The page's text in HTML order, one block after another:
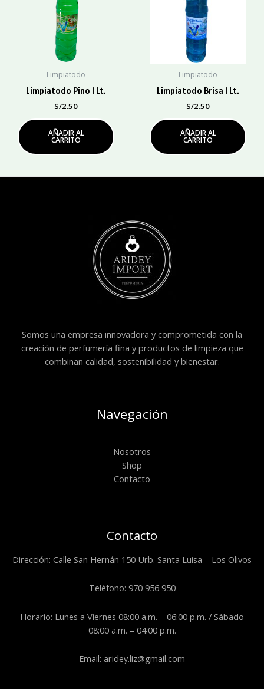
Limpiatodo
Limpiatodo Pino 1 Lt.
S/2.50
AÑADIR AL
CARRITO
Limpiatodo
Limpiatodo Brisa 1 Lt.
S/2.50
AÑADIR AL
CARRITO
Somos una empresa innovadora y comprometida con la
creación de perfumería fina y productos de limpieza que
combinan calidad, sostenibilidad y bienestar.
Navegación
Nosotros
Shop
Contacto
Contacto
Dirección: Calle San Hernán 150 Urb. Santa Luisa – Los Olivos
Teléfono: 970 956 950
Horario: Lunes a Viernes 08:00 a.m. – 06:00 p.m. / Sábado
08:00 a.m. – 04:00 p.m.
Email: aridey.liz@gmail.com